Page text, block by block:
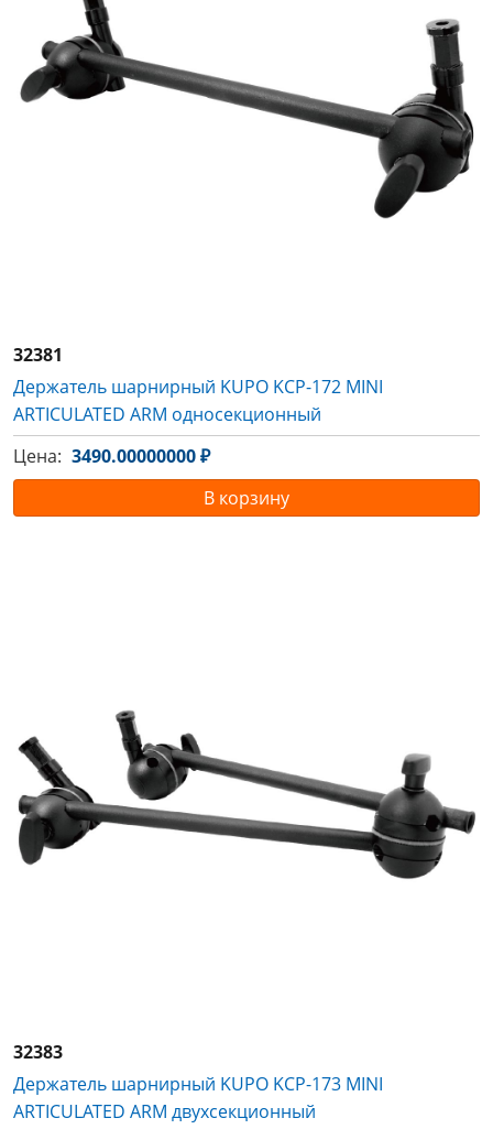
32381
Держатель шарнирный KUPO KCP-172 MINI
ARTICULATED ARM односекционный
Цена: 3490.00000000 ₽
В корзину
32383
Держатель шарнирный KUPO KCP-173 MINI
ARTICULATED ARM двухсекционный